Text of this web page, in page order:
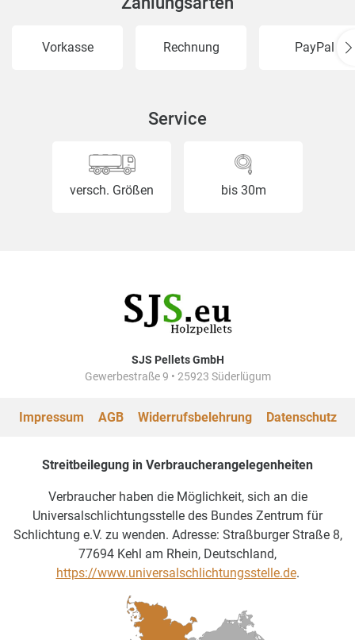
Vorkasse Rechnung PayPal
Service
versch. Größen bis 30m
SJS Pellets GmbH
Gewerbestraße 9 • 25923 Süderlügum
Impressum AGB Widerrufsbelehrung Datenschutz
Streitbeilegung in Verbraucherangelegenheiten
Verbraucher haben die Möglichkeit, sich an die
Universalschlichtungsstelle des Bundes Zentrum für
Schlichtung e.V. zu wenden. Adresse: Straßburger Straße 8,
77694 Kehl am Rhein, Deutschland,
https://www.universalschlichtungsstelle.de.